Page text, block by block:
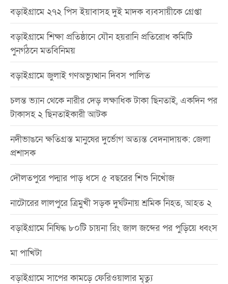
বড়াইগ্রামে ২৭২ পিস ইয়াবাসহ দুই মাদক ব্যবসায়ীকে গ্রেপ্তা
বড়াইগ্রামে শিক্ষা প্রতিষ্ঠানে যৌন হয়রানি প্রতিরোধ কমিটি
পুনর্গঠনে মতবিনিময়
বড়াইগ্রামে জুলাই গণঅভ্যুত্থান দিবস পালিত
চলন্ত ভ্যান থেকে নারীর দেড় লক্ষাধিক টাকা ছিনতাই, একদিন পর
টাকাসহ ২ ছিনতাইকারী আটক
নদীভাঙনে ক্ষতিগ্রস্ত মানুষের দুর্ভোগ অত্যন্ত বেদনাদায়ক: জেলা
প্রশাসক
দৌলতপুরে পদ্মার পাড় ধসে ৫ বছরের শিশু নিখোঁজ
নাটোরের লালপুরে ত্রিমুখী সড়ক দুর্ঘটনায় শ্রমিক নিহত, আহত ২
বড়াইগ্রামে নিষিদ্ধ ৮০টি চায়না রিং জাল জব্দের পর পুড়িয়ে ধ্বংস
মা পাখিটা
বড়াইগ্রামে সাপের কামড়ে ফেরিওয়ালার মৃত্যু